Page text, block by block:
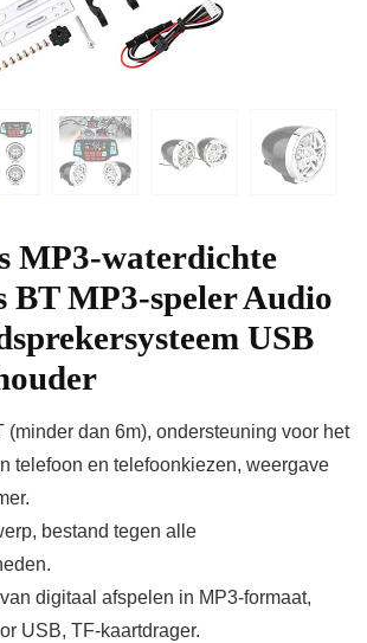
MP3-waterdichte
BT MP3-speler Audio
USB
(minder dan 6m), ondersteuning voor het
telefoon en telefoonkiezen, weergave
bestand tegen alle
digitaal afspelen in MP3-formaat,
USB, TF-kaartdrager.